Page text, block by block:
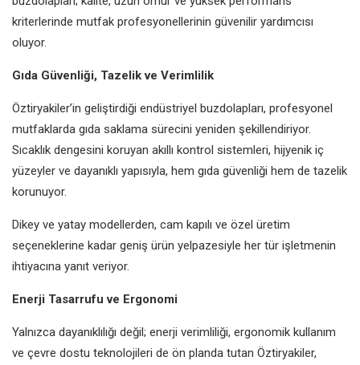
kriterlerinde mutfak profesyonellerinin güvenilir yardımcısı
oluyor.
Gıda Güvenliği, Tazelik ve Verimlilik
Öztiryakiler’in geliştirdiği endüstriyel buzdolapları, profesyonel
mutfaklarda gıda saklama sürecini yeniden şekillendiriyor.
Sıcaklık dengesini koruyan akıllı kontrol sistemleri, hijyenik iç
yüzeyler ve dayanıklı yapısıyla, hem gıda güvenliği hem de tazelik
korunuyor.
Dikey ve yatay modellerden, cam kapılı ve özel üretim
seçeneklerine kadar geniş ürün yelpazesiyle her tür işletmenin
ihtiyacına yanıt veriyor.
Enerji Tasarrufu ve Ergonomi
Yalnızca dayanıklılığı değil; enerji verimliliği, ergonomik kullanım
ve çevre dostu teknolojileri de ön planda tutan Öztiryakiler,